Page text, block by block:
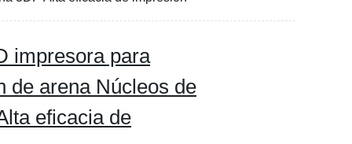
impresora para
de arena Núcleos de
eficacia de